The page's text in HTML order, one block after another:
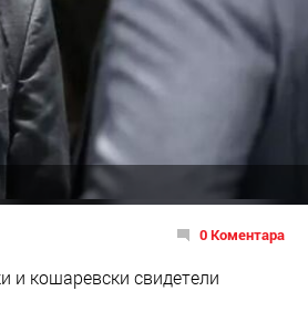
0 Коментара
и кошаревски свидетели